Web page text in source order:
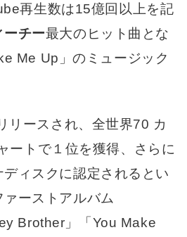
再生数は15億回以上を記
ーチー最大のヒット曲とな
Me Up」のミュージック
リースされ、全世界70 カ
ートで１位を獲得、さらに
ィスクに認定されるとい
ーストアルバム
Brother」「You Make